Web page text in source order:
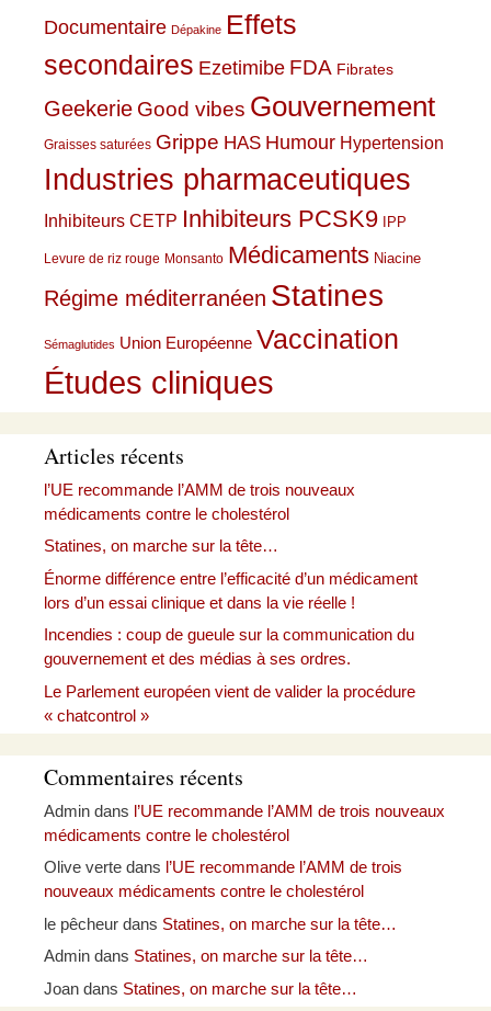
Documentaire Dépakine Effets
secondaires Ezetimibe FDA Fibrates
Geekerie Good vibes Gouvernement
Graisses saturées Grippe HAS Humour Hypertension
Industries pharmaceutiques
Inhibiteurs CETP Inhibiteurs PCSK9 IPP
Levure de riz rouge Monsanto Médicaments Niacine
Régime méditerranéen Statines
Sémaglutides Union Européenne Vaccination
Études cliniques
Articles récents
l’UE recommande l’AMM de trois nouveaux
médicaments contre le cholestérol
Statines, on marche sur la tête…
Énorme différence entre l’efficacité d’un médicament
lors d’un essai clinique et dans la vie réelle !
Incendies : coup de gueule sur la communication du
gouvernement et des médias à ses ordres.
Le Parlement européen vient de valider la procédure
« chatcontrol »
Commentaires récents
Admin dans l’UE recommande l’AMM de trois nouveaux
médicaments contre le cholestérol
Olive verte dans l’UE recommande l’AMM de trois
nouveaux médicaments contre le cholestérol
le pêcheur dans Statines, on marche sur la tête…
Admin dans Statines, on marche sur la tête…
Joan dans Statines, on marche sur la tête…